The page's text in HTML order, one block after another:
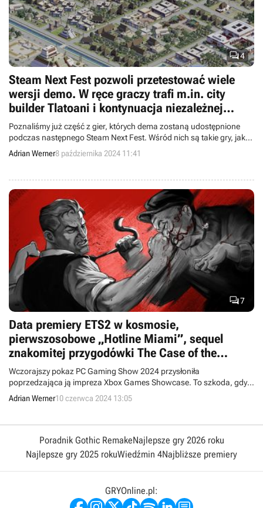
4
Steam Next Fest pozwoli przetestować wiele
wersji demo. W ręce graczy trafi m.in. city
builder Tlatoani i kontynuacja niezależnej
perełki Citizen Sleeper
Poznaliśmy już część z gier, których dema zostaną udostępnione
podczas następnego Steam Next Fest. Wśród nich są takie gry, jak
Tlatoani, Citizen Sleeper 2, The Stone of Madness czy Butcher's
Adrian Werner8 października 2024 11:41
7
Data premiery ETS2 w kosmosie,
pierwszosobowe „Hotline Miami”, sequel
znakomitej przygodówki The Case of the
Golden Idol. Oto podsumowanie PC Gaming
Show
Wczorajszy pokaz PC Gaming Show 2024 przysłoniła
poprzedzająca ją impreza Xbox Games Showcase. To szkoda, gdyż
pecetowa prezentacja wypełniona była szeregiem intrygujących
zwiastunów. Kilka gier doczekało się także dem na Steamie i
Adrian Werner10 czerwca 2024 13:05
Poradnik Gothic RemakeNajlepsze gry 2026 roku
Najlepsze gry 2025 rokuWiedźmin 4Najbliższe premiery
GRYOnline.pl: